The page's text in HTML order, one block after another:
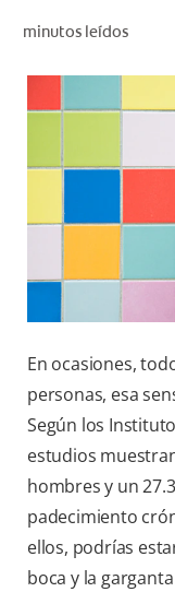
minutos leídos
En ocasiones,
personas, esa
Según los
estudios
hombres y un
padecimiento
ellos, podrías
boca y la